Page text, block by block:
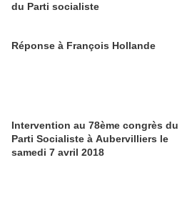
du Parti socialiste
Réponse à François Hollande
Intervention au 78ème congrès du
Parti Socialiste à Aubervilliers le
samedi 7 avril 2018